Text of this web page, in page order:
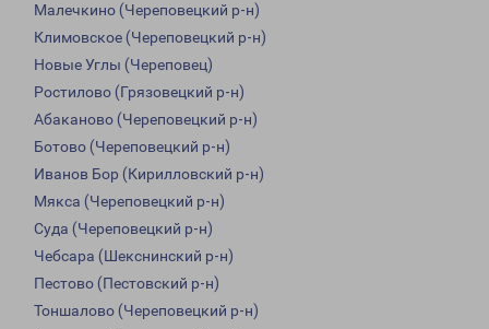
Малечкино (Череповецкий р-н)
Климовское (Череповецкий р-н)
Новые Углы (Череповец)
Ростилово (Грязовецкий р-н)
Абаканово (Череповецкий р-н)
Ботово (Череповецкий р-н)
Иванов Бор (Кирилловский р-н)
Мякса (Череповецкий р-н)
Суда (Череповецкий р-н)
Чебсара (Шекснинский р-н)
Пестово (Пестовский р-н)
Тоншалово (Череповецкий р-н)